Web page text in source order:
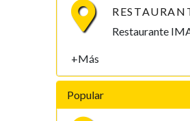
+Más
Popular